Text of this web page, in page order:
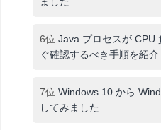
6位 Java プロセスが CPU
ぐ確認するべき手順を紹介
7位 Windows 10 から
してみました